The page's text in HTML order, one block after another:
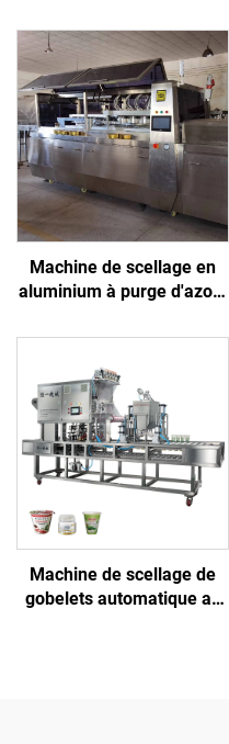
Machine de scellage en
aluminium à purge d'azote
engrenage central, moteur
pour emballage sous vide
de viande et légumes,
papier
Machine de scellage de
gobelets automatique au